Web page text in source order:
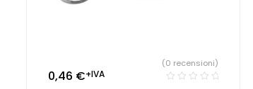
0,46 €+IVA
(0 recensioni)